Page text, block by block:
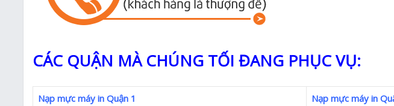
CÁC QUẬN MÀ CHÚNG TỐI ĐANG PHỤC VỤ:
Nạp mực máy in Quận 1
Nạp mực máy in